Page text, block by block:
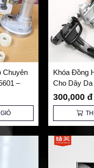
Chuyên
–
Thợ
Khóa Đồng
Cho Dây
Kiện Thay
300,000 đ